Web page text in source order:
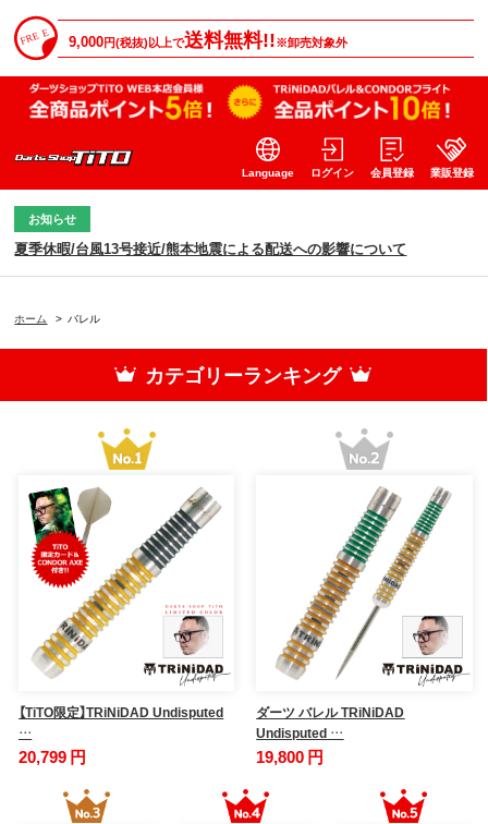
9,000円(税抜)以上で送料無料!!※卸売対象外
Language ログイン 会員登録 業販登録
お知らせ
夏季休暇/台風13号接近/熊本地震による配送への影響について
ホーム > バレル
カテゴリーランキング
【TiTO限定】TRiNiDAD Undisputed
…
20,799 円
ダーツ バレル TRiNiDAD
Undisputed …
19,800 円